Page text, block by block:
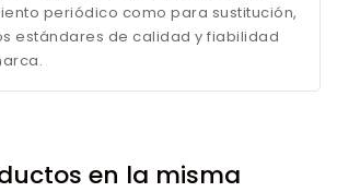
periódico como para sustitución,
estándares de calidad y fiabilidad
en la misma